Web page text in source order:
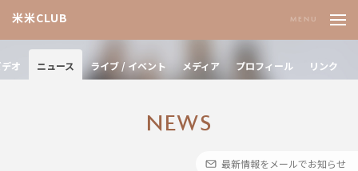
米米CLUB
オ ニュース ライブ / イベント メディア プロフィール リンク
NEWS
最新情報をメールでお知らせ